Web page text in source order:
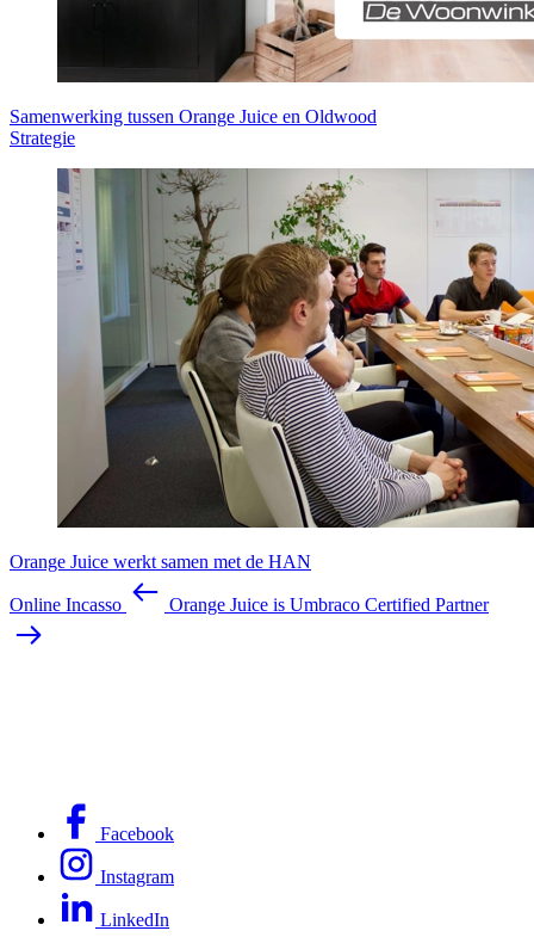
Samenwerking tussen Orange Juice en Oldwood
Strategie
Orange Juice werkt samen met de HAN
Online Incasso Orange Juice is Umbraco Certified Partner
Facebook
Instagram
LinkedIn